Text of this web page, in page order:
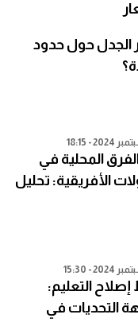
الجدل حول حدود
المحلية في
الأفريقية: تحليل
التعليم:
التحديات في